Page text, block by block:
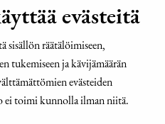
evästeitä
sisällön räätälöimiseen,
tukemiseen ja kävijämäärän
evästeiden
ei toimi kunnolla ilman niitä.